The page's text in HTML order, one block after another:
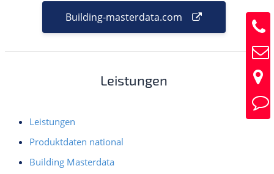
Building-masterdata.com
Leistungen
Leistungen
Produktdaten national
Building Masterdata